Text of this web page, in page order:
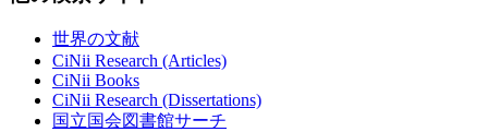
世界の文献
CiNii Research (Articles)
CiNii Books
CiNii Research (Dissertations)
国立国会図書館サーチ